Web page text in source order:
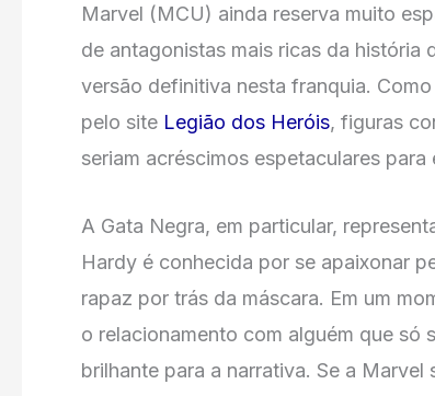
Marvel (MCU) ainda reserva muito
de antagonistas mais ricas da história
versão definitiva nesta franquia.
pelo site Legião dos Heróis, figuras
seriam acréscimos espetaculares
A Gata Negra, em particular,
Hardy é conhecida por se apaixonar
rapaz por trás da máscara. Em um
o relacionamento com alguém que só
brilhante para a narrativa. Se a